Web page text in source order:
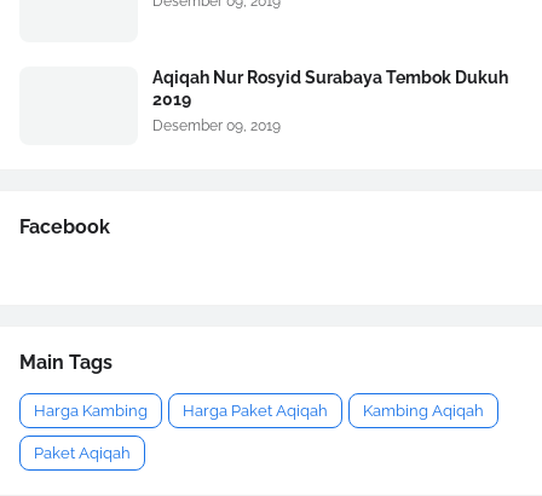
Aqiqah Nur Rosyid Surabaya Tembok Dukuh
2019
Desember 09, 2019
Facebook
Main Tags
Harga Kambing Harga Paket Aqiqah Kambing Aqiqah
Paket Aqiqah